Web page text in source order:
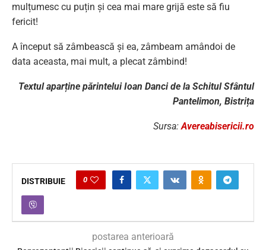
mulțumesc cu puțin și cea mai mare grijă este să fiu
fericit!
A început să zâmbească și ea, zâmbeam amândoi de
data aceasta, mai mult, a plecat zâmbind!
Textul aparține părintelui Ioan Danci de la Schitul Sfântul
Pantelimon, Bistrița
Sursa:Avereabisericii.ro
DISTRIBUIE 0
postarea anterioară